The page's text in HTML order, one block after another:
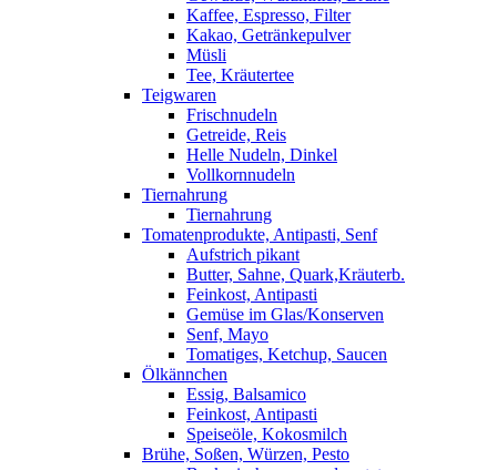
Kaffee, Espresso, Filter
Kakao, Getränkepulver
Müsli
Tee, Kräutertee
Teigwaren
Frischnudeln
Getreide, Reis
Helle Nudeln, Dinkel
Vollkornnudeln
Tiernahrung
Tiernahrung
Tomatenprodukte, Antipasti, Senf
Aufstrich pikant
Butter, Sahne, Quark,Kräuterb.
Feinkost, Antipasti
Gemüse im Glas/Konserven
Senf, Mayo
Tomatiges, Ketchup, Saucen
Ölkännchen
Essig, Balsamico
Feinkost, Antipasti
Speiseöle, Kokosmilch
Brühe, Soßen, Würzen, Pesto